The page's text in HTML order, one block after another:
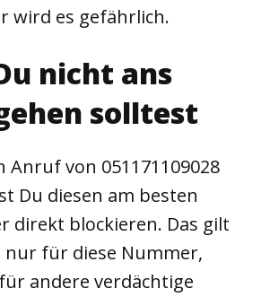
wird es gefährlich.
nicht ans
solltest
Anruf von 051171109028
Du diesen am besten
direkt blockieren. Das gilt
für diese Nummer,
andere verdächtige